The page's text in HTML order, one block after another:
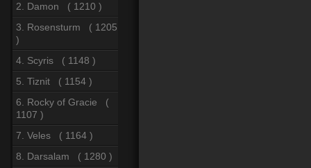
2. Damon ( 1210 )
3. Rosensturm ( 1205
)
4. Scyris ( 1148 )
5. Tiznit ( 1154 )
6. Rocky of Gracie (
1107 )
7. Veles ( 1164 )
8. Darsalam ( 1280 )